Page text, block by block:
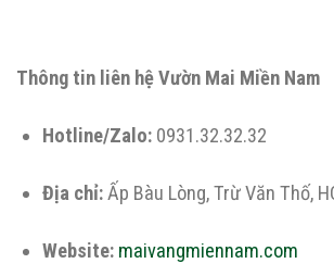
Thông tin liên hệ Vườn Mai Miền Nam
Hotline/Zalo:0931.32.32.32
Địa chỉ:Ấp Bàu Lòng, Trừ Văn Thố,
Website: maivangmiennam.com